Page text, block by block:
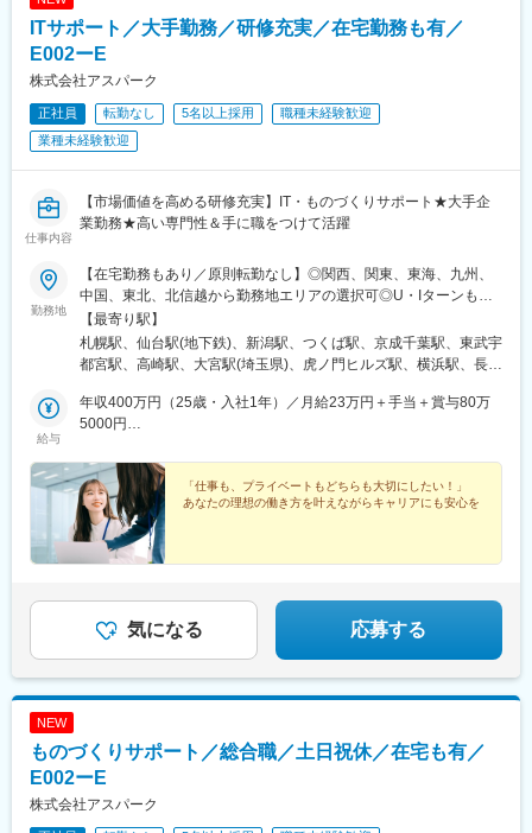
羽駅、峰駅、陸前落合駅、センター南駅、北四番丁駅、稲永駅、
岡本駅(栃木県)、笠寺駅、村井駅、茅野駅、本山駅(愛知県)、さが
み野駅、小俣駅(栃木県)、新前橋駅、群馬藤岡駅、本庄駅、垂井
駅、松江駅、伊賀屋駅、弥生が丘駅、宮崎駅、南鹿児島駅、さっ
ぽろ駅、青葉通一番町駅、千葉駅、虎ノ門駅、神奈川駅、市役所
神戸三宮駅(阪神)、姫路駅、岡山駅前駅、胡町駅、高松築港駅、天
神南駅、辛島町駅、南公園駅、湊川駅、小路駅、常盤駅(岡山県)、
(地下鉄)、六本木一丁目駅、ＪＲ難波駅、観月橋駅、海老江駅、中
之島駅、なにわ橋駅、甘木駅(甘木鉄道線)、住之江公園駅、上前津
駅、久屋大通駅、平沼橋駅、国道駅、蒔田駅、赤羽岩淵駅、セン
ター北駅、勾当台公園駅、本笠寺駅、自由ケ丘駅(愛知県)、出島
駅、北１２条駅、あおば通駅、新千葉駅、神谷町駅、新高島駅、
日吉町駅、新浜松駅、名鉄名古屋駅、梅田駅(地下鉄)、富山駅、京
都河原町駅、三ノ宮駅、西川緑道公園駅、銀山町駅、西鉄福岡
駅、西辛島町駅、市民広場駅、三滝駅、舟入本町駅、花田口駅、
麻布十番駅、大国町駅、桃山御陵前駅、野田駅(阪神線)、肥後橋
前、五島町駅
ITサポート／大手勤務／研修充実／在宅勤務も有／
E002ーE
株式会社アスパーク
正社員 転勤なし 5名以上採用
職種未経験歓迎
業種未経験歓迎
仕事内容
【市場価値を高める研修充実】IT・ものづくりサポート★大手企
業勤務★高い専門性＆手に職をつけて活躍
勤務地
【在宅勤務もあり／原則転勤なし】◎関西、関東、東海、九州、
中国、東北、北信越から勤務地エリアの選択可◎U・Iターンも歓
迎！（引越し代全額負担・家賃95％補助など制度完備）■関西エ
リア（大阪、京都、兵庫、奈良、和歌山、滋賀）■関東エリア（東
京、神奈川、千葉、埼玉、栃木、茨城、群馬など）■東海エリア
国エリア（広島、岡山、愛媛など）■東北エリア（宮城、福島な
ど）■北信越エリア（石川、福井、富山、新潟、長野など）のプロ
モート案件あり）◎転居を伴う転勤は、基本的には本人が希望す
る場合以外ありません※受動喫煙防止対策：オフィス内全面禁煙
【最寄り駅】
札幌駅、仙台駅(地下鉄)、新潟駅、つくば駅、京成千葉駅、東武宇
都宮駅、高崎駅、大宮駅(埼玉県)、虎ノ門ヒルズ駅、横浜駅、長野
線)、インテック本社前駅、烏丸駅、三宮駅(神戸新交通)、山陽姫
路駅、岡山駅、八丁堀駅(広島県)、高松駅(香川県)、天神駅、花畑
尾駅、水島駅、通津駅、福山駅、岩国駅、可部駅、横川駅(広島
県)、東広島駅、山西駅、本町六丁目駅、金川駅、東野駅(京都
府)、東山・おかでんミュージアム駅、衣山駅、山麓駅(皿倉山)、
堺筋本町駅、鷹野橋駅、堺駅、比治山下駅、広域公園前駅、横川
一丁目駅、錦糸町駅、検見川浜駅、本町駅、津守駅、中野東駅、
六本木駅、伊予大洲駅、福駅、芦原橋駅、桃山駅、野田阪神駅、
東比恵駅、渡辺橋駅、淀屋橋駅、鶴崎駅、西小倉駅、二島駅、今
池駅(福岡県)、上鳥羽口駅、竹下駅、小森江駅、甘木駅(西鉄線)、
広畑駅、住ノ江駅、江波駅、八本松駅、矢場町駅、大船駅、新羽
駅、油田駅、五井駅、門出駅、洛西口駅、小舞子駅、黒川駅(愛知
羽駅、峰駅、陸前落合駅、センター南駅、北四番丁駅、稲永駅、
岡本駅(栃木県)、笠寺駅、村井駅、茅野駅、本山駅(愛知県)、さが
駅、徳山駅、周防下郷駅、道ノ尾駅、大波止駅、喜々津駅、国母
給与
年収400万円（25歳・入社1年）／月給23万円＋手当＋賞与80万
5000円
5000円
「仕事も、プライベートもどちらも大切にしたい！」
あなたの理想の働き方を叶えながらキャリアにも安心を
気になる 応募する
NEW
ものづくりサポート／総合職／土日祝休／在宅も有／
E002ーE
株式会社アスパーク